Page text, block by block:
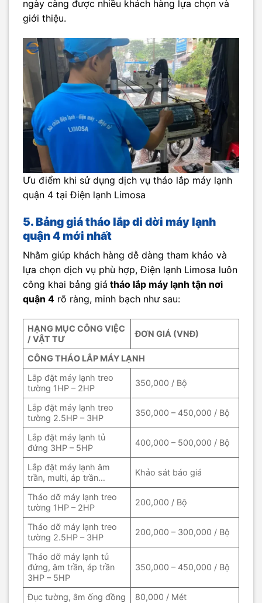
ngày càng được nhiều khách hàng lựa chọn và
giới thiệu.
Ưu điểm khi sử dụng dịch vụ tháo lắp máy lạnh
quận 4 tại Điện lạnh Limosa
5. Bảng giá tháo lắp di dời máy lạnh
quận 4 mới nhất
Nhằm giúp khách hàng dễ dàng tham khảo và
lựa chọn dịch vụ phù hợp, Điện lạnh Limosa luôn
công khai bảng giá tháo lắp máy lạnh tận nơi
quận 4 rõ ràng, minh bạch như sau:
HẠNG MỤC CÔNG VIỆC
/ VẬT TƯ
ĐƠN GIÁ (VNĐ)
CÔNG THÁO LẮP MÁY LẠNH
Lắp đặt máy lạnh treo
tường 1HP – 2HP
350,000 / Bộ
Lắp đặt máy lạnh treo
tường 2.5HP – 3HP
350,000 – 450,000 / Bộ
Lắp đặt máy lạnh tủ
đứng 3HP – 5HP
400,000 – 500,000 / Bộ
Lắp đặt máy lạnh âm
trần, multi, áp trần…
Khảo sát báo giá
Tháo dỡ máy lạnh treo
tường 1HP – 2HP
200,000 / Bộ
Tháo dỡ máy lạnh treo
tường 2.5HP – 3HP
200,000 – 300,000 / Bộ
Tháo dỡ máy lạnh tủ
đứng, âm trần, áp trần
3HP – 5HP
350,000 – 450,000 / Bộ
Đục tường, âm ống đồng
80,000 / Mét